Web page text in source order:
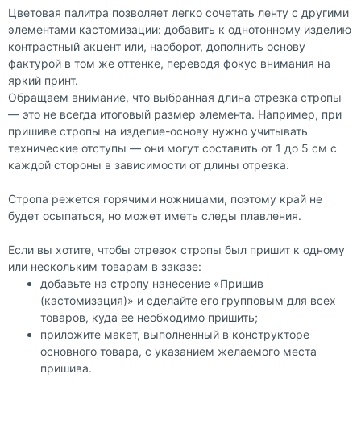
Цветовая палитра позволяет легко сочетать ленту с другими
элементами кастомизации: добавить к однотонному изделию
контрастный акцент или, наоборот, дополнить основу
фактурой в том же оттенке, переводя фокус внимания на
яркий принт.
Обращаем внимание, что выбранная длина отрезка стропы
— это не всегда итоговый размер элемента. Например, при
пришиве стропы на изделие-основу нужно учитывать
технические отступы — они могут составить от 1 до 5 см с
каждой стороны в зависимости от длины отрезка.
Стропа режется горячими ножницами, поэтому край не
будет осыпаться, но может иметь следы плавления.
Если вы хотите, чтобы отрезок стропы был пришит к одному
или нескольким товарам в заказе:
добавьте на стропу нанесение «Пришив
(кастомизация)» и сделайте его групповым для всех
товаров, куда ее необходимо пришить;
приложите макет, выполненный в конструкторе
основного товара, с указанием желаемого места
пришива.